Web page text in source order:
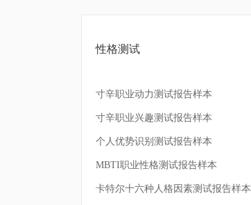
性格测试
寸辛职业动力测试报告样本
寸辛职业兴趣测试报告样本
个人优势识别测试报告样本
MBTI职业性格测试报告样本
卡特尔十六种人格因素测试报告样本